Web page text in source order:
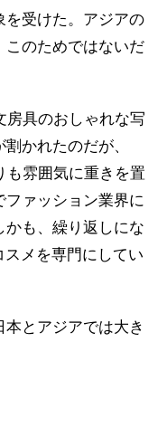
を受けた。アジアの
このためではないだ
房具のおしゃれな写
かれたのだが、
も雰囲気に重きを置
ァッション業界に
かも、繰り返しにな
メを専門にしてい
とアジアでは大き